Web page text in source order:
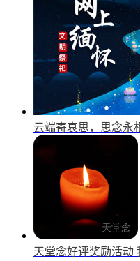
云端寄哀思，思念永
天堂念好评奖励活动